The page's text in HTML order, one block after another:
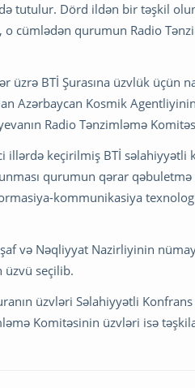
tutulur. Dörd ildən bir təşkil
cümlədən qurumun Radio
üzrə BTİ Şurasına üzvlük üçün
Azərbaycan Kosmik
Radio Tənzimləmə
keçirilmiş BTİ səlahiyyətli
qurumun qərar
kommunikasiya
və Nəqliyyat Nazirliyinin
üzvü seçilib.
üzvləri Səlahiyyətli
Komitəsinin üzvləri isə